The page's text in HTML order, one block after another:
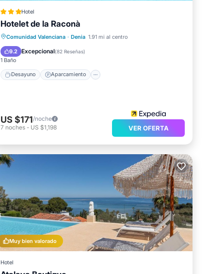
Hotel
Hotelet de la Raconà
Comunidad Valenciana · Denia 1.91 mi al centro
9.2 Excepcional(82 Reseñas)
1 Baño
Desayuno Aparcamiento
Desayuno Aparcamiento
Piscina
Balcón/Terraza
US $171/noche
7 noches - US $1,198 VER OFERTA
Muy bien valorado
Hotel